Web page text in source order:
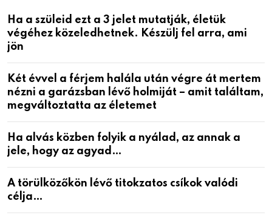
Ha a szüleid ezt a 3 jelet mutatják, életük
végéhez közeledhetnek. Készülj fel arra, ami
jön
Két évvel a férjem halála után végre át mertem
nézni a garázsban lévő holmiját – amit találtam,
megváltoztatta az életemet
Ha alvás közben folyik a nyálad, az annak a
jele, hogy az agyad…
A törülközőkön lévő titokzatos csíkok valódi
célja…